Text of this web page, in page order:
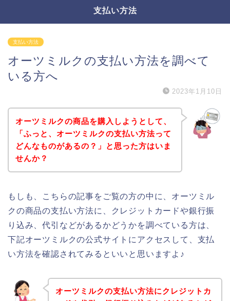
支払い方法
支払い方法
オーツミルクの支払い方法を調べて
いる方へ
2023年1月10日
オーツミルクの商品を購入しようとして、
「ふっと、オーツミルクの支払い方法って
どんなものがあるの？」と思った方はいま
せんか？
もしも、こちらの記事をご覧の方の中に、オーツミル
クの商品の支払い方法に、クレジットカードや銀行振
り込み、代引などがあるかどうかを調べている方は、
下記オーツミルクの公式サイトにアクセスして、支払
い方法を確認されてみるといいと思いますよ♪
オーツミルクの支払い方法にクレジットカ